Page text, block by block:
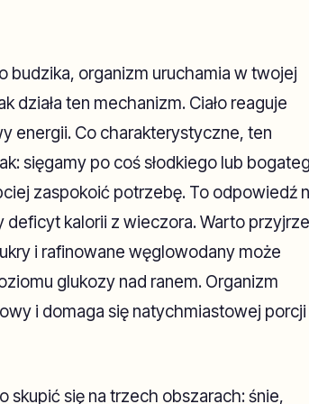
budzika, organizm uruchamia w twojej
działa ten mechanizm. Ciało reaguje
energii. Co charakterystyczne, ten
sięgamy po coś słodkiego lub
zaspokoić potrzebę. To odpowiedź
deficyt kalorii z wieczora. Warto
i rafinowane węglowodany może
glukozy nad ranem. Organizm
i domaga się natychmiastowej porcji
się na trzech obszarach: śnie,